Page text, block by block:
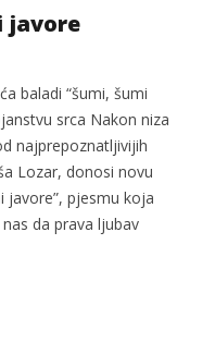
javore
baladi “šumi, šumi
srca Nakon niza
najprepoznatljivijih
Lozar, donosi novu
javore”, pjesmu koja
da prava ljubav